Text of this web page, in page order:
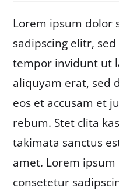
Lorem ipsum dolor
sadipscing elitr,
tempor invidunt ut
aliquyam erat, sed
eos et accusam et
rebum. Stet clita
takimata sanctus
amet. Lorem
consetetur